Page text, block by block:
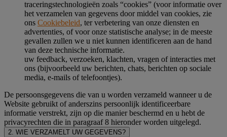
traceringstechnologieën zoals “cookies” (voor informatie over
het verzamelen van gegevens door middel van cookies, zie
ons Cookiebeleid, ter verbetering van onze diensten en
advertenties, of voor onze statistische analyse; in de meeste
gevallen zullen we u niet kunnen identificeren aan de hand
van deze technische informatie.
uw feedback, verzoeken, klachten, vragen of interacties met
ons (bijvoorbeeld uw berichten, chats, berichten op sociale
media, e-mails of telefoontjes).
De persoonsgegevens die van u worden verzameld wanneer u de
Website gebruikt of anderszins persoonlijk identificeerbare
informatie verstrekt, zijn op die manier beschermd en u hebt de
privacyrechten die in paragraaf 8 hieronder worden uitgelegd.
2. WIE VERZAMELT UW GEGEVENS?